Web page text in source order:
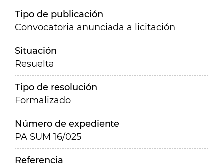
Tipo de publicación
Convocatoria anunciada a licitación
Situación
Resuelta
Tipo de resolución
Formalizado
Número de expediente
PA SUM 16/025
Referencia